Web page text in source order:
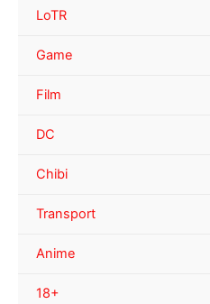
LoTR
Game
Film
DC
Chibi
Transport
Anime
18+